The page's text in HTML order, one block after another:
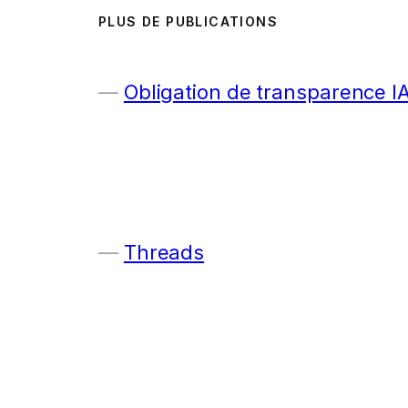
PLUS DE PUBLICATIONS
Obligation de transparence
Threads